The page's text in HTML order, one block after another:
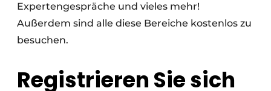
Expertengespräche und vieles mehr!
Außerdem sind alle diese Bereiche kostenlos zu
besuchen.
Registrieren Sie sich